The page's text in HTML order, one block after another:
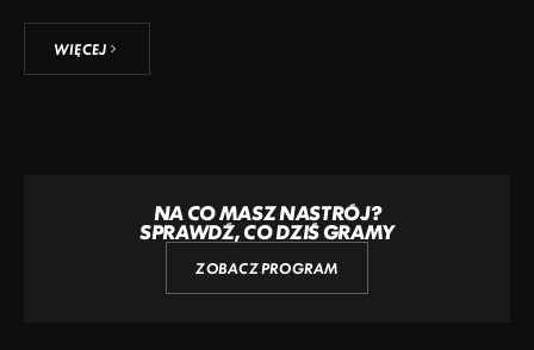
WIĘCEJ
NA CO MASZ NASTRÓJ?
SPRAWDŹ, CO DZIŚ GRAMY
ZOBACZ PROGRAM